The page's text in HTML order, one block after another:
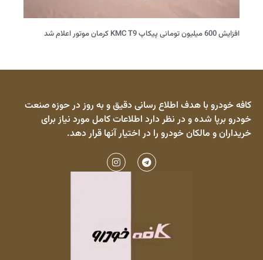
افزایش 600 میلیون تومانی پیکاپ KMC T9 کرمان موتور اعلام شد
کافه خودرو با هدف اطلاع رسانی دقیق و به روز در حوزه صنعت
خودرو برپا شده و در نظر دارد اطلاعات کامل مورد نیاز برای
خریداران و مالکان خودرو را در اختیار آنها قرار دهد.